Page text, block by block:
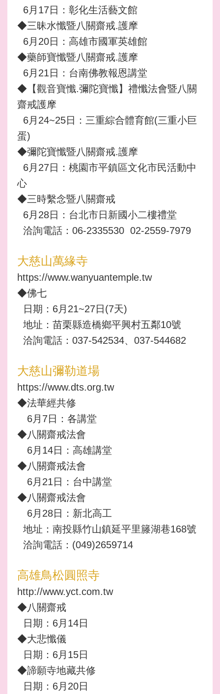
6月17日：彰化生活藝文館
◆三昧水懺暨八關齋戒.護摩
6月20日：高雄市國軍英雄館
◆藥師寶懺暨八關齋戒.護摩
6月21日：台南佛教報恩講堂
◆【觀音寶懺.彌陀寶懺】禮懺法會暨八關
齋戒護摩
6月24~25日：三重綜合體育館(三重小巨
蛋)
◆彌陀寶懺暨八關齋戒.護摩
6月27日：桃園市平鎮區文化市民活動中
心
◆三時繫念暨八關齋戒
6月28日：台北市日新國小二樓禮堂
洽詢電話：06-2335530 02-2559-7979
大慈山萬緣寺
https://www.wanyuantemple.tw
◆佛七
日期：6月21~27日(7天)
地址：苗栗縣造橋鄉平興村五鄰10號
洽詢電話：037-542534、037-544682
大慈山彌勒道場
https://www.dts.org.tw
◆法華經共修
6月7日：各講堂
◆八關齋戒法會
6月14日：高雄講堂
◆八關齋戒法會
6月21日：台中講堂
◆八關齋戒法會
6月28日：新北高工
地址：南投縣竹山鎮延平里籐湖巷168號
洽詢電話：(049)2659714
高雄鳥松圓照寺
http://www.yct.com.tw
◆八關齋戒
日期：6月14日
◆大悲懺儀
日期：6月15日
◆諦願寺地藏共修
日期：6月20日